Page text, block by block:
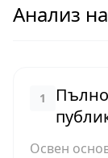
Анализ
1
Освен